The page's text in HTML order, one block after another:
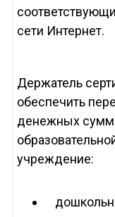
сети Интернет.
Держатель
обеспечить
денежных сумм
учреждение: